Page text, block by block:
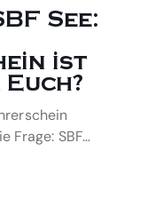
See:
ist
Frage: SBF…